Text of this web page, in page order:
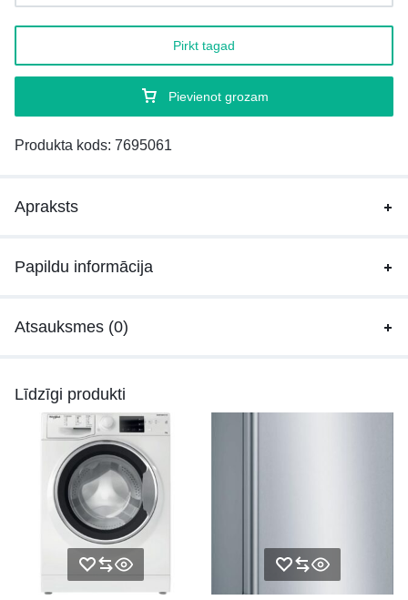
Pievienot grozam
Pirkt tagad
Produkta kods: 7695061
Apraksts
Papildu informācija
Atsauksmes (0)
Līdzīgi produkti